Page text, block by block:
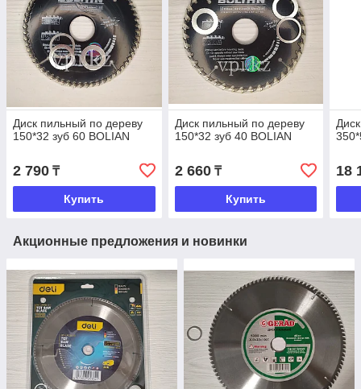
Диск пильный по дереву
150*32 зуб 60 BOLIAN
2 790 ₸
Купить
Диск пильный по дереву
150*32 зуб 40 BOLIAN
2 660₸
Купить
18
Акционные предложения и новинки